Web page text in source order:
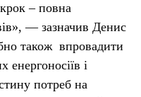
– повна
— зазначив Денис
також впровадити
енергоносіїв і
потреб на